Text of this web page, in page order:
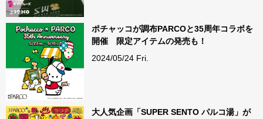
ポチャッコが調布PARCOと35周年コラボを
開催 限定アイテムの発売も！
2024/05/24 Fri.
大人気企画「SUPER SENTO パルコ湯」が